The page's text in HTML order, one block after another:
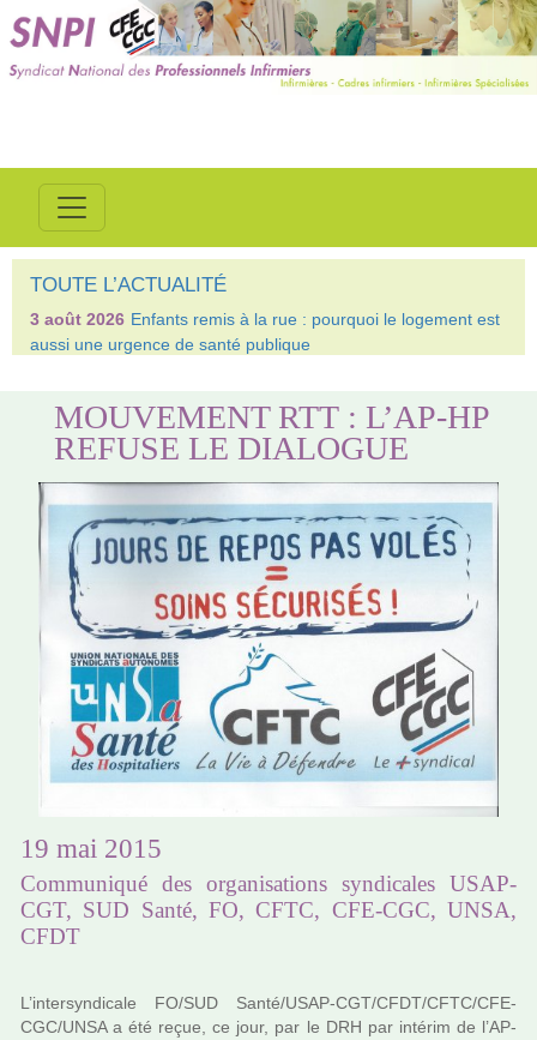
TOUTE L’ACTUALITÉ
3 août 2026 Enfants remis à la rue : pourquoi le logement est
aussi une urgence de santé publique
MOUVEMENT RTT : L’AP-HP
REFUSE LE DIALOGUE
19 mai 2015
Communiqué des organisations syndicales USAP-
CGT, SUD Santé, FO, CFTC, CFE-CGC, UNSA,
CFDT
L’inter­syn­di­cale FO/SUD Santé/USAP-CGT/CFDT/CFTC/CFE-
CGC/UNSA a été reçue, ce jour, par le DRH par inté­rim de l’AP-